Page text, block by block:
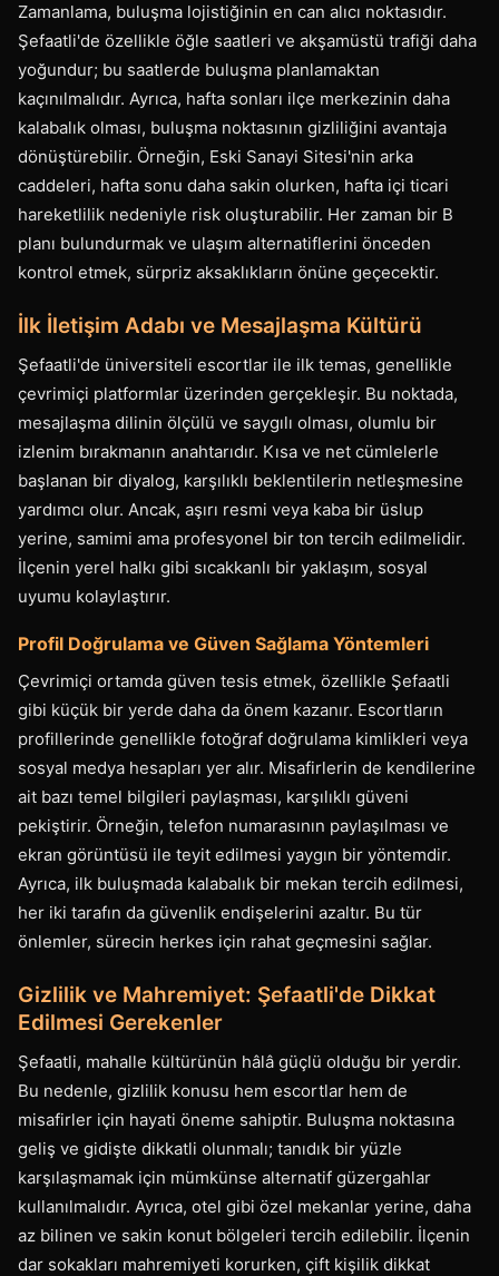
Zamanlama, buluşma lojistiğinin en can alıcı noktasıdır.
Şefaatli'de özellikle öğle saatleri ve akşamüstü trafiği daha
yoğundur; bu saatlerde buluşma planlamaktan
kaçınılmalıdır. Ayrıca, hafta sonları ilçe merkezinin daha
kalabalık olması, buluşma noktasının gizliliğini avantaja
dönüştürebilir. Örneğin, Eski Sanayi Sitesi'nin arka
caddeleri, hafta sonu daha sakin olurken, hafta içi ticari
hareketlilik nedeniyle risk oluşturabilir. Her zaman bir B
planı bulundurmak ve ulaşım alternatiflerini önceden
kontrol etmek, sürpriz aksaklıkların önüne geçecektir.
İlk İletişim Adabı ve Mesajlaşma Kültürü
Şefaatli'de üniversiteli escortlar ile ilk temas, genellikle
çevrimiçi platformlar üzerinden gerçekleşir. Bu noktada,
mesajlaşma dilinin ölçülü ve saygılı olması, olumlu bir
izlenim bırakmanın anahtarıdır. Kısa ve net cümlelerle
başlanan bir diyalog, karşılıklı beklentilerin netleşmesine
yardımcı olur. Ancak, aşırı resmi veya kaba bir üslup
yerine, samimi ama profesyonel bir ton tercih edilmelidir.
İlçenin yerel halkı gibi sıcakkanlı bir yaklaşım, sosyal
uyumu kolaylaştırır.
Profil Doğrulama ve Güven Sağlama Yöntemleri
Çevrimiçi ortamda güven tesis etmek, özellikle Şefaatli
gibi küçük bir yerde daha da önem kazanır. Escortların
profillerinde genellikle fotoğraf doğrulama kimlikleri veya
sosyal medya hesapları yer alır. Misafirlerin de kendilerine
ait bazı temel bilgileri paylaşması, karşılıklı güveni
pekiştirir. Örneğin, telefon numarasının paylaşılması ve
ekran görüntüsü ile teyit edilmesi yaygın bir yöntemdir.
Ayrıca, ilk buluşmada kalabalık bir mekan tercih edilmesi,
her iki tarafın da güvenlik endişelerini azaltır. Bu tür
önlemler, sürecin herkes için rahat geçmesini sağlar.
Gizlilik ve Mahremiyet: Şefaatli'de Dikkat
Edilmesi Gerekenler
Şefaatli, mahalle kültürünün hâlâ güçlü olduğu bir yerdir.
Bu nedenle, gizlilik konusu hem escortlar hem de
misafirler için hayati öneme sahiptir. Buluşma noktasına
geliş ve gidişte dikkatli olunmalı; tanıdık bir yüzle
karşılaşmamak için mümkünse alternatif güzergahlar
kullanılmalıdır. Ayrıca, otel gibi özel mekanlar yerine, daha
az bilinen ve sakin konut bölgeleri tercih edilebilir. İlçenin
dar sokakları mahremiyeti korurken, çift kişilik dikkat